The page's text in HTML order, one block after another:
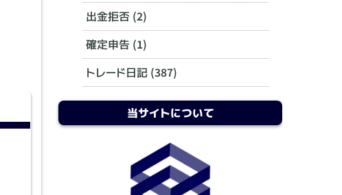
出金拒否 (2)
確定申告 (1)
トレード日記 (387)
当サイトについて